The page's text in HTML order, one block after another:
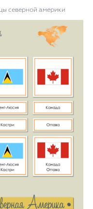
северной америки